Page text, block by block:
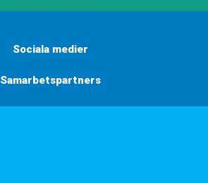
Sociala medier
Samarbetspartners